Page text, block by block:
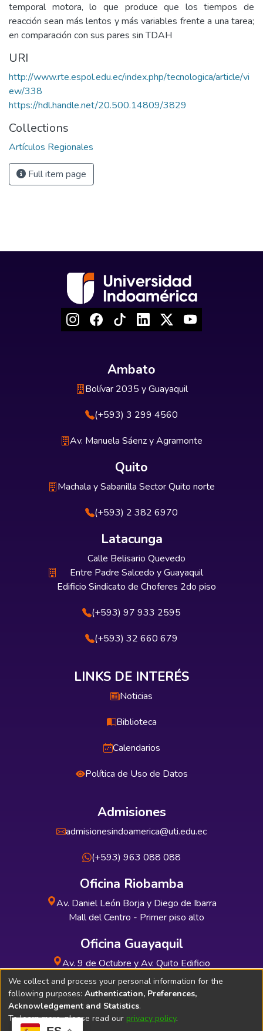
temporal motora, lo que produce que los tiempos de
reacción sean más lentos y más variables frente a una tarea;
en comparación con sus pares sin TDAH
URI
http://www.rte.espol.edu.ec/index.php/tecnologica/article/vi
ew/338
https://hdl.handle.net/20.500.14809/3829
Collections
Artículos Regionales
Full item page
Ambato
Bolívar 2035 y Guayaquil
(+593) 3 299 4560
Av. Manuela Sáenz y Agramonte
Quito
Machala y Sabanilla Sector Quito norte
(+593) 2 382 6970
Latacunga
Calle Belisario Quevedo
Entre Padre Salcedo y Guayaquil
Edificio Sindicato de Choferes 2do piso
(+593) 97 933 2595
(+593) 32 660 679
LINKS DE INTERÉS
Noticias
Biblioteca
Calendarios
Política de Uso de Datos
Admisiones
admisionesindoamerica@uti.edu.ec
(+593) 963 088 088
Oficina Riobamba
Av. Daniel León Borja y Diego de Ibarra
Mall del Centro - Primer piso alto
Oficina Guayaquil
Av. 9 de Octubre y Av. Quito Edificio
INDUAUTO - Planta baja
We collect and process your personal information for the
following purposes: Authentication, Preferences,
Acknowledgement and Statistics.
To learn more, please read our privacy policy.